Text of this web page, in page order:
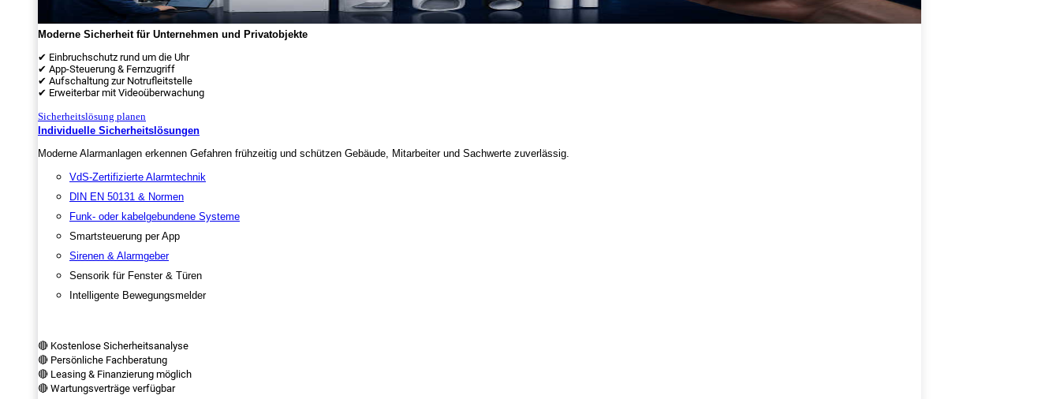
Moderne Sicherheit für Unternehmen und Privatobjekte
✔ Einbruchschutz rund um die Uhr
✔ App-Steuerung & Fernzugriff
✔ Aufschaltung zur Notrufleitstelle
✔ Erweiterbar mit Videoüberwachung
Sicherheitslösung planen
Individuelle Sicherheitslösungen
Moderne Alarmanlagen erkennen Gefahren frühzeitig und schützen Gebäude, Mitarbeiter und Sachwerte zuverlässig.
VdS-Zertifizierte Alarmtechnik
DIN EN 50131 & Normen
Funk- oder kabelgebundene Systeme
Smartsteuerung per App
Sirenen & Alarmgeber
Sensorik für Fenster & Türen
Intelligente Bewegungsmelder
🔴 Kostenlose Sicherheitsanalyse
🔴 Persönliche Fachberatung
🔴 Leasing & Finanzierung möglich
🔴 Wartungsverträge verfügbar